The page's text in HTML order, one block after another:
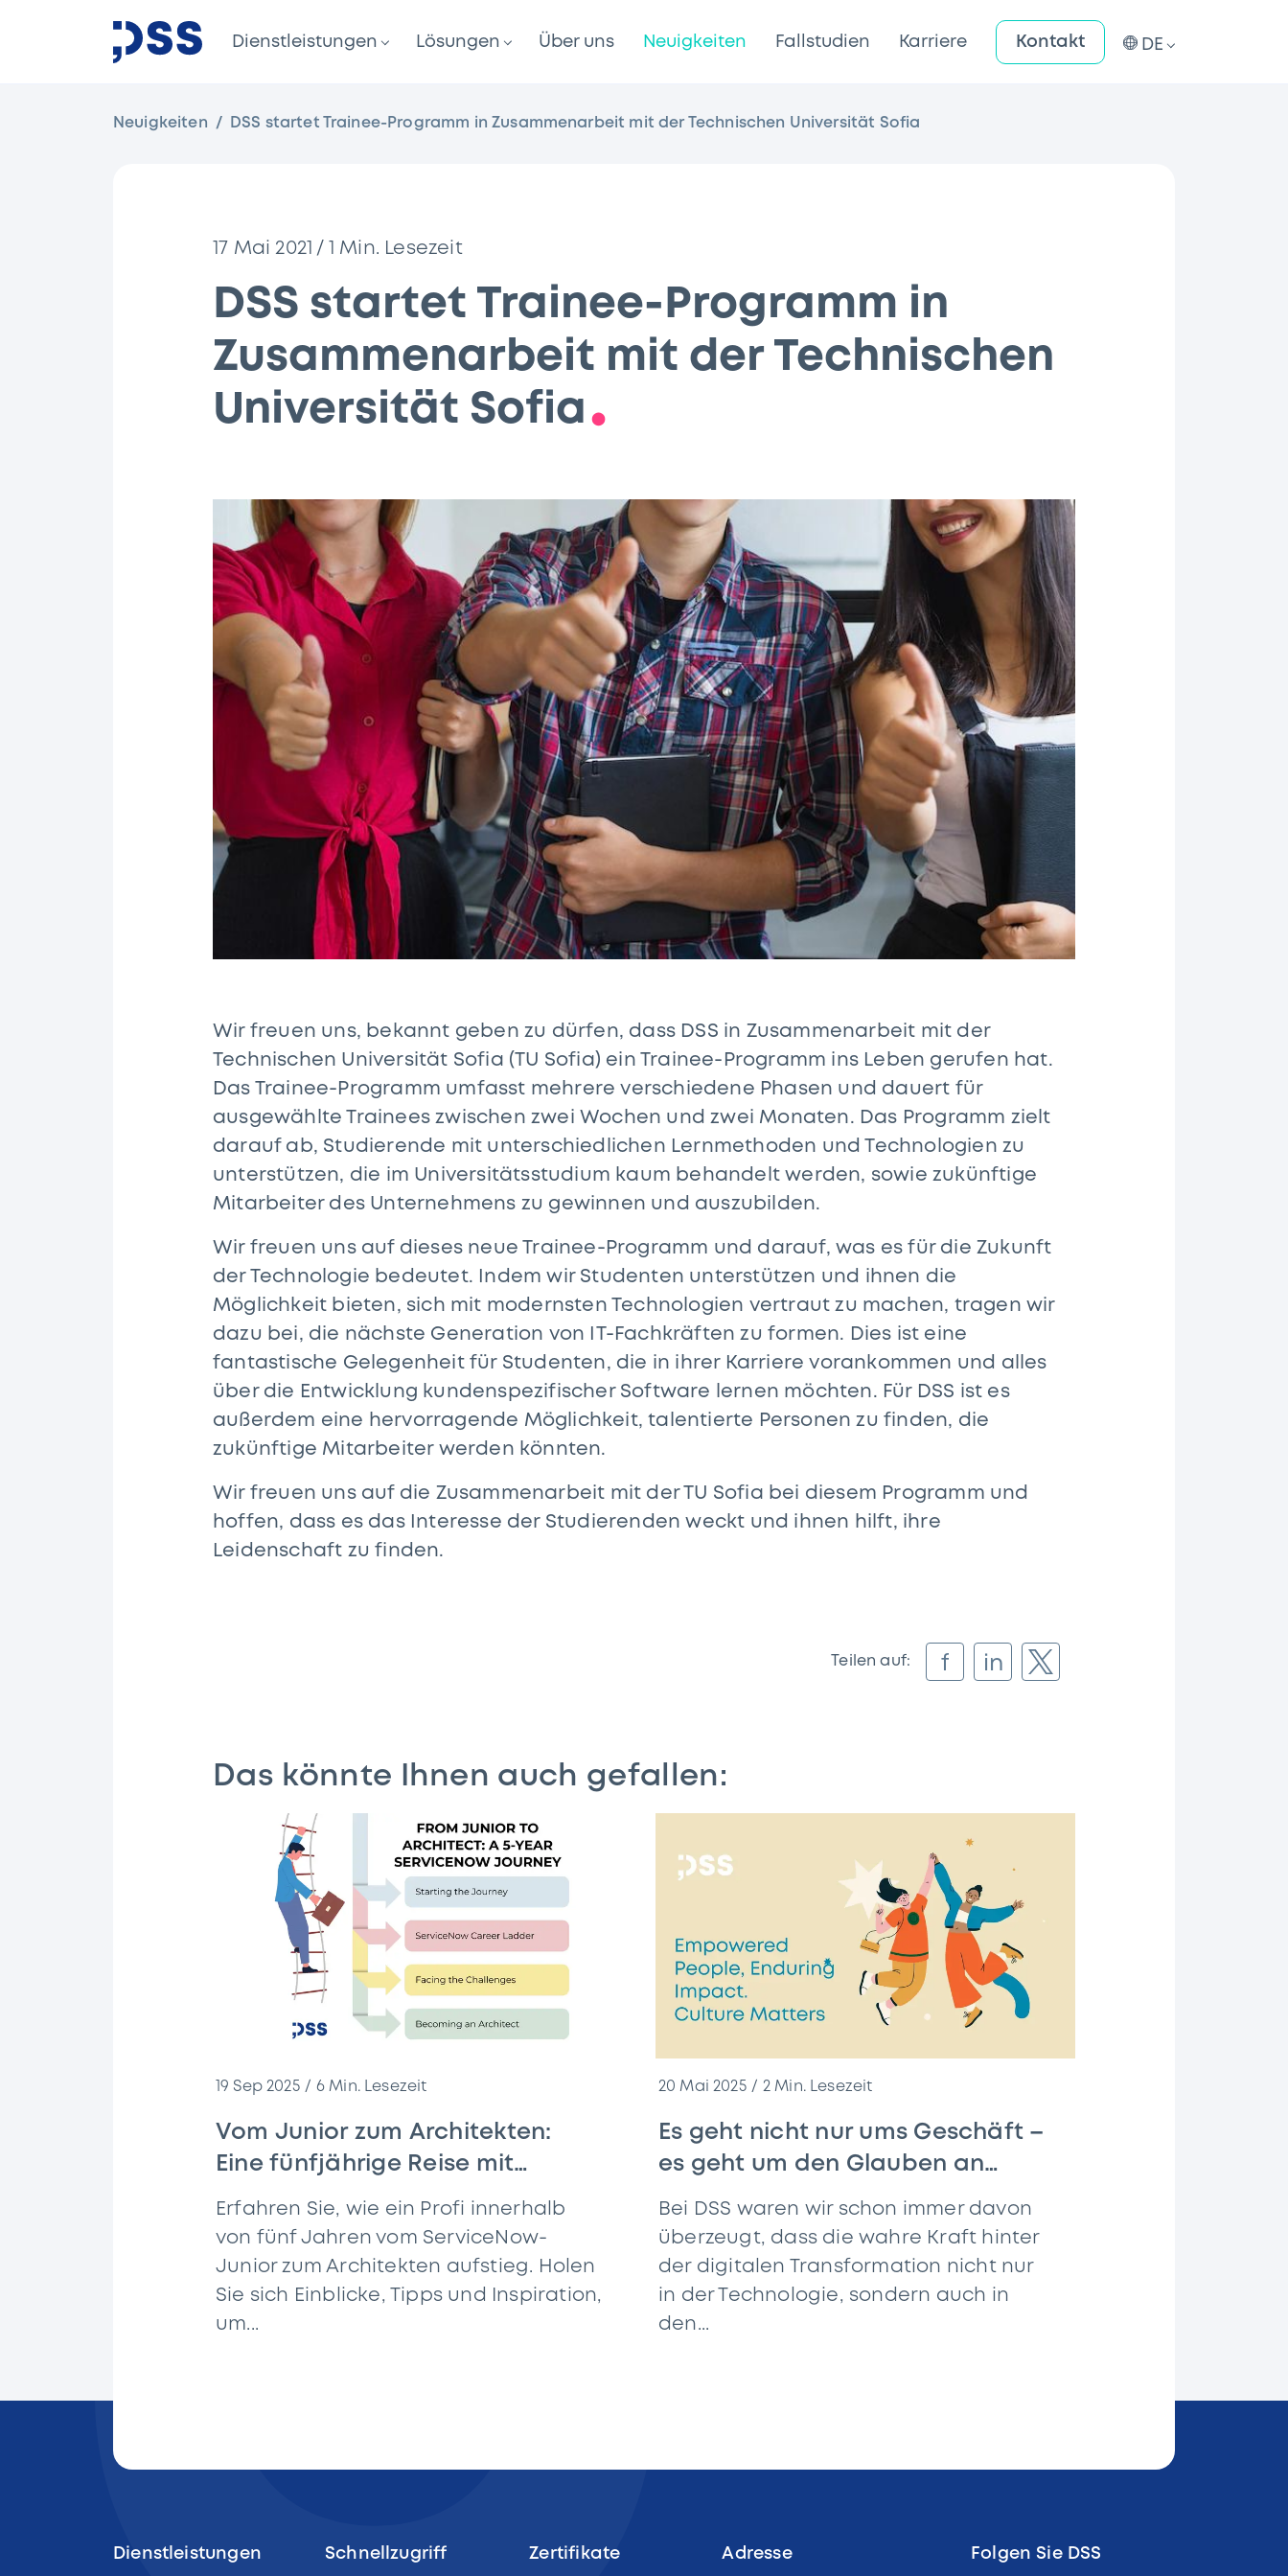
Dienstleistungen Lösungen Über uns Neuigkeiten Fallstudien Karriere Kontakt DE
Neuigkeiten DSS startet Trainee-Programm in Zusammenarbeit mit der Technischen Universität Sofia
17 Mai 2021 / 1 Min. Lesezeit
DSS startet Trainee-Programm in
Zusammenarbeit mit der Technischen
Universität Sofia
Wir freuen uns, bekannt geben zu dürfen, dass DSS in Zusammenarbeit mit der
Technischen Universität Sofia (TU Sofia) ein Trainee-Programm ins Leben gerufen hat.
Das Trainee-Programm umfasst mehrere verschiedene Phasen und dauert für
ausgewählte Trainees zwischen zwei Wochen und zwei Monaten. Das Programm zielt
darauf ab, Studierende mit unterschiedlichen Lernmethoden und Technologien zu
unterstützen, die im Universitätsstudium kaum behandelt werden, sowie zukünftige
Mitarbeiter des Unternehmens zu gewinnen und auszubilden.
Wir freuen uns auf dieses neue Trainee-Programm und darauf, was es für die Zukunft
der Technologie bedeutet. Indem wir Studenten unterstützen und ihnen die
Möglichkeit bieten, sich mit modernsten Technologien vertraut zu machen, tragen wir
dazu bei, die nächste Generation von IT-Fachkräften zu formen. Dies ist eine
fantastische Gelegenheit für Studenten, die in ihrer Karriere vorankommen und alles
über die Entwicklung kundenspezifischer Software lernen möchten. Für DSS ist es
außerdem eine hervorragende Möglichkeit, talentierte Personen zu finden, die
zukünftige Mitarbeiter werden könnten.
Wir freuen uns auf die Zusammenarbeit mit der TU Sofia bei diesem Programm und
hoffen, dass es das Interesse der Studierenden weckt und ihnen hilft, ihre
Leidenschaft zu finden.
Teilen auf: f in
Das könnte Ihnen auch gefallen:
19 Sep 2025 6 Min. Lesezeit
Vom Junior zum Architekten:
Eine fünfjährige Reise mit
ServiceNow
Erfahren Sie, wie ein Profi innerhalb
von fünf Jahren vom ServiceNow-
Junior zum Architekten aufstieg. Holen
Sie sich Einblicke, Tipps und Inspiration,
um...
20 Mai 2025 2 Min. Lesezeit
Es geht nicht nur ums Geschäft –
es geht um den Glauben an
Menschen
Bei DSS waren wir schon immer davon
überzeugt, dass die wahre Kraft hinter
der digitalen Transformation nicht nur
in der Technologie, sondern auch in
den...
Dienstleistungen Schnellzugriff Zertifikate Adresse Folgen Sie DSS